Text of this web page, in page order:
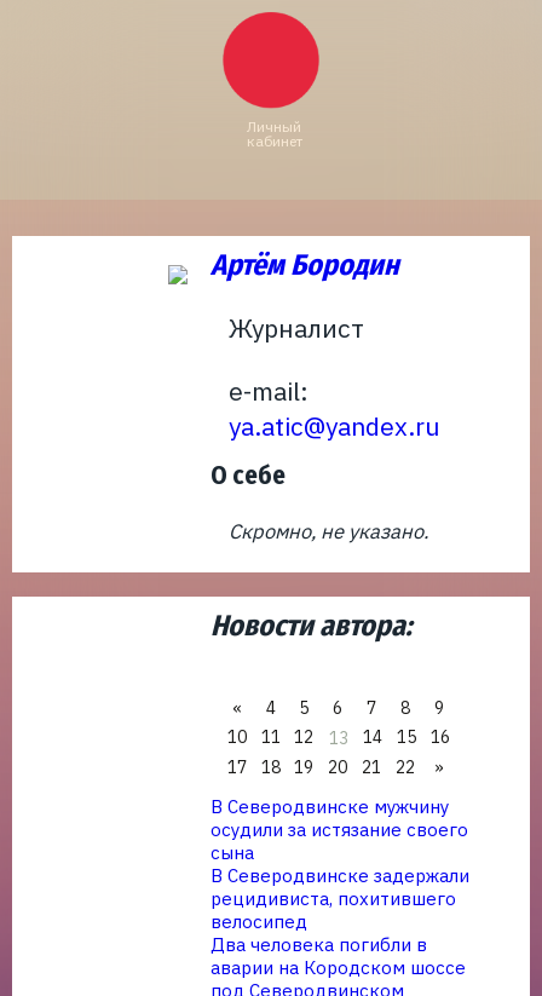
Личный
кабинет
Артём Бородин
Журналист
e-mail:
ya.atic@yandex.ru
О себе
Скромно, не указано.
Новости автора:
« 4 5 6 7 8
9
10
11 12 13 14 15
16
17
18 19 20 21 22 »
В Северодвинске мужчину
осудили за истязание своего
сына
В Северодвинске задержали
рецидивиста, похитившего
велосипед
Два человека погибли в
аварии на Кородском шоссе
под Северодвинском